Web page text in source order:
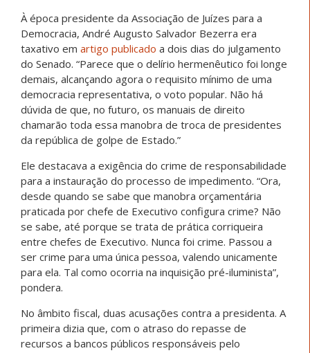
À época presidente da Associação de Juízes para a
Democracia, André Augusto Salvador Bezerra era
taxativo em artigo publicado a dois dias do julgamento
do Senado. “Parece que o delírio hermenêutico foi longe
demais, alcançando agora o requisito mínimo de uma
democracia representativa, o voto popular. Não há
dúvida de que, no futuro, os manuais de direito
chamarão toda essa manobra de troca de presidentes
da república de golpe de Estado.”
Ele destacava a exigência do crime de responsabilidade
para a instauração do processo de impedimento. “Ora,
desde quando se sabe que manobra orçamentária
praticada por chefe de Executivo configura crime? Não
se sabe, até porque se trata de prática corriqueira
entre chefes de Executivo. Nunca foi crime. Passou a
ser crime para uma única pessoa, valendo unicamente
para ela. Tal como ocorria na inquisição pré-iluminista”,
pondera.
No âmbito fiscal, duas acusações contra a presidenta. A
primeira dizia que, com o atraso do repasse de
recursos a bancos públicos responsáveis pelo